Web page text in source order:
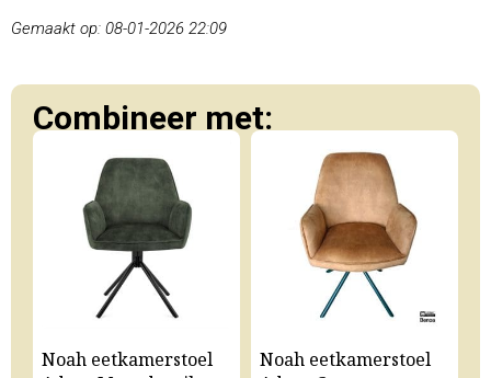
Gemaakt op: 08-01-2026 22:09
Combineer met:
Noah eetkamerstoel
Noah eetkamerstoel